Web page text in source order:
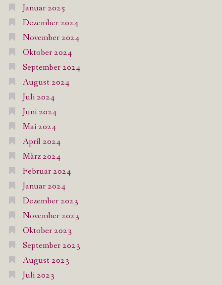
Januar 2025
Dezember 2024
November 2024
Oktober 2024
September 2024
August 2024
Juli 2024
Juni 2024
Mai 2024
April 2024
März 2024
Februar 2024
Januar 2024
Dezember 2023
November 2023
Oktober 2023
September 2023
August 2023
Juli 2023